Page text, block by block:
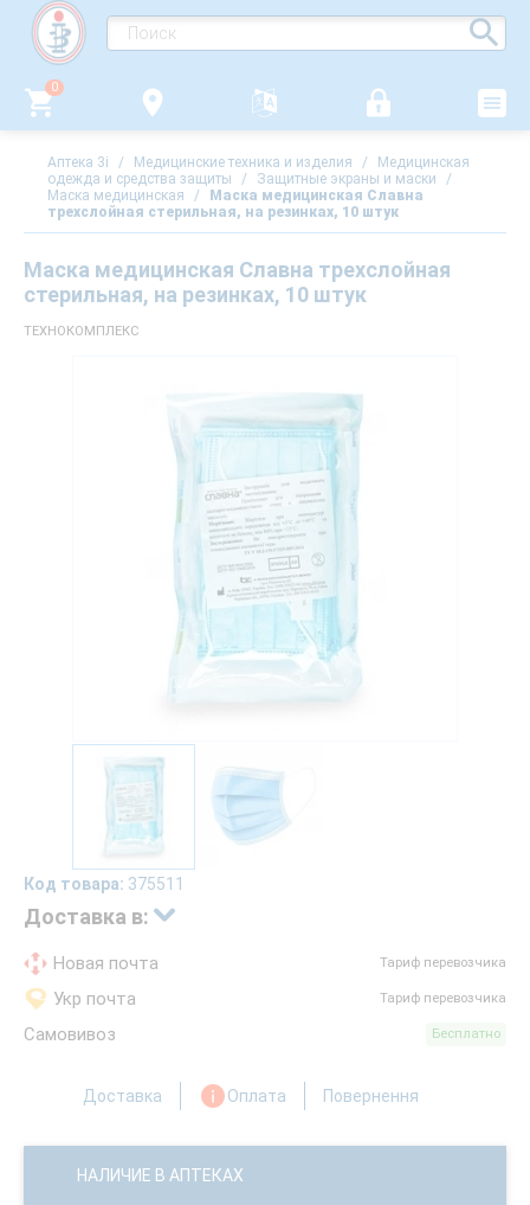
0
Аптека 3i / Медицинские техника и изделия /
Медицинская
одежда и средства защиты
/ Защитные экраны и маски
/
Маска медицинская
/
Маска медицинская Славна
трехслойная стерильная, на резинках, 10 штук
Маска медицинская Славна трехслойная
стерильная, на резинках, 10 штук
ТЕХНОКОМПЛЕКС
Код товара: 375511
Доставка в:
Новая почта Тариф перевозчика
Укр почта Тариф перевозчика
Самовивоз Бесплатно
Доставка Оплата Повернення
НАЛИЧИЕ В АПТЕКАХ